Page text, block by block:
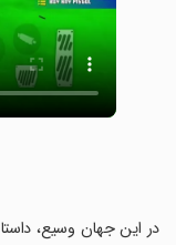
‏در این جهان وسیع،